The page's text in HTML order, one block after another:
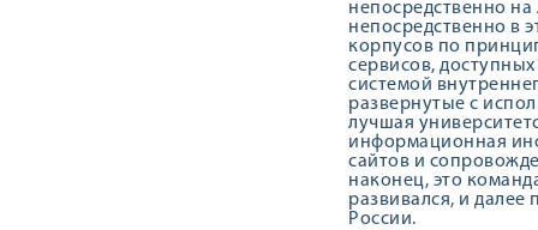
непосредственно
непосредственно в
корпусов по
сервисов,
системой
развернутые с
лучшая
информационная
сайтов и
наконец, это
развивался, и
России.